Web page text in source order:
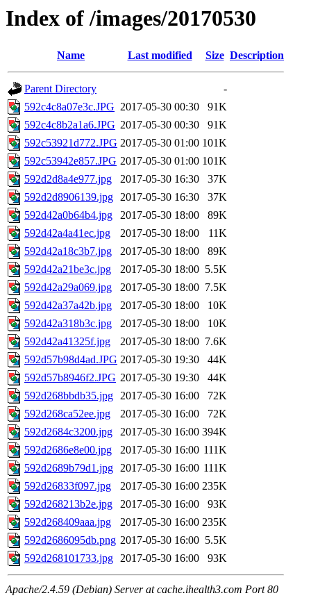
Index of /images/20170530
Name Last modified Size Description
Parent Directory
-
592c4c8a07e3c.JPG 2017-05-30 00:30
91K
592c4c8b2a1a6.JPG 2017-05-30 00:30
91K
592c53921d772.JPG 2017-05-30 01:00 101K
592c53942e857.JPG 2017-05-30 01:00 101K
592d2d8a4e977.jpg
2017-05-30 16:30
37K
592d2d8906139.jpg 2017-05-30 16:30
37K
592d42a0b64b4.jpg
2017-05-30 18:00
89K
592d42a4a41ec.jpg
2017-05-30 18:00
11K
592d42a18c3b7.jpg
2017-05-30 18:00
89K
592d42a21be3c.jpg
2017-05-30 18:00 5.5K
592d42a29a069.jpg
2017-05-30 18:00 7.5K
592d42a37a42b.jpg
2017-05-30 18:00
10K
592d42a318b3c.jpg
2017-05-30 18:00
10K
592d42a41325f.jpg
2017-05-30 18:00 7.6K
592d57b98d4ad.JPG 2017-05-30 19:30
44K
592d57b8946f2.JPG 2017-05-30 19:30
44K
592d268bbdb35.jpg 2017-05-30 16:00
72K
592d268ca52ee.jpg
2017-05-30 16:00
72K
592d2684c3200.jpg
2017-05-30 16:00 394K
592d2686e8e00.jpg
2017-05-30 16:00 111K
592d2689b79d1.jpg 2017-05-30 16:00 111K
592d26833f097.jpg
2017-05-30 16:00 235K
592d268213b2e.jpg
2017-05-30 16:00
93K
592d268409aaa.jpg
2017-05-30 16:00 235K
592d2686095db.png 2017-05-30 16:00 5.5K
592d268101733.jpg 2017-05-30 16:00 93K
Apache/2.4.59 (Debian) Server at cache.ihealth3.com Port 80